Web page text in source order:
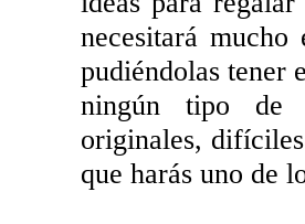
necesitará
pudiéndolas tener
ningún tipo de
originales,
que harás uno de